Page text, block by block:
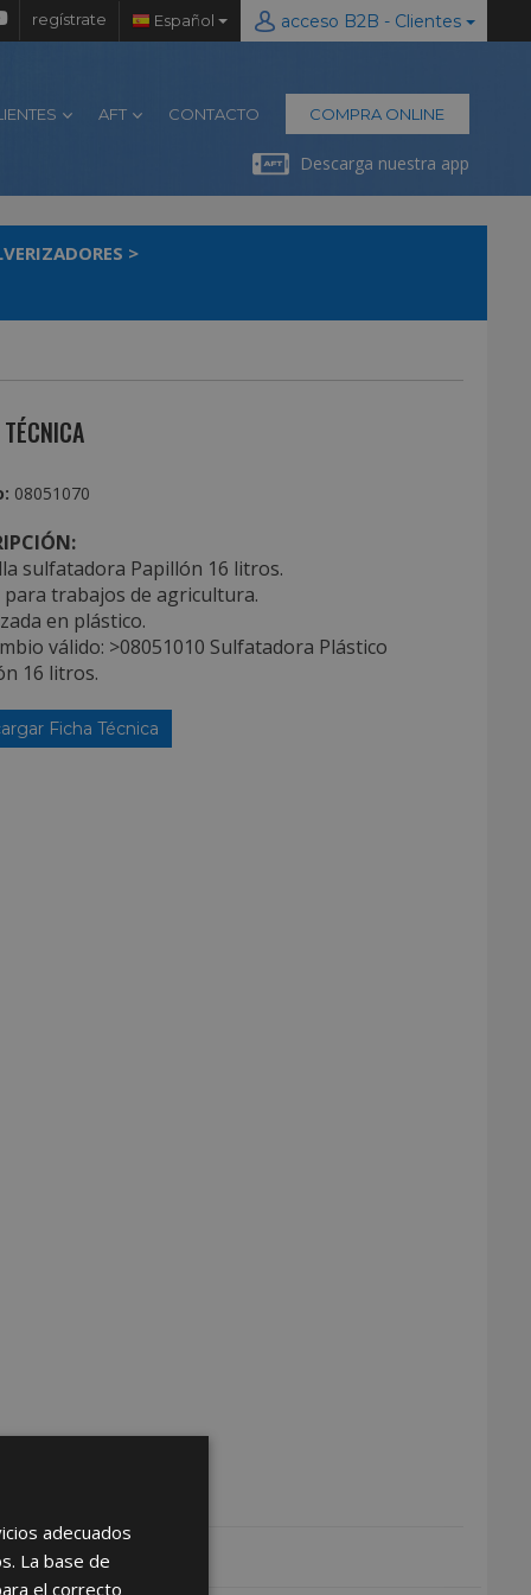
regístrate Español acceso B2B - Clientes
AFT CONTACTO COMPRA ONLINE
Descarga nuestra app
>
08051070
sulfatadora Papillón 16 litros.
para trabajos de agricultura.
en plástico.
válido: >08051010 Sulfatadora Plástico
16 litros.
Ficha Técnica
adecuados
La base de
el correcto